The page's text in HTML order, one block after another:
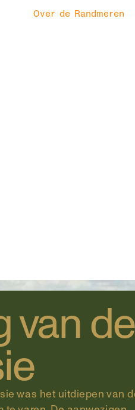
Over de Randmeren
van de
was het uitdiepen van